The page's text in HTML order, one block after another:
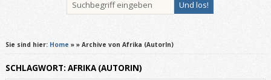
Sie sind hier: Home » » Archive von Afrika (AutorIn)
SCHLAGWORT: AFRIKA (AUTORIN)